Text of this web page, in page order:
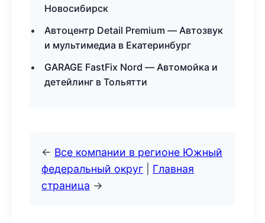
Новосибирск
Автоцентр Detail Premium — Автозвук
и мультимедиа в Екатеринбург
GARAGE FastFix Nord — Автомойка и
детейлинг в Тольятти
← Все компании в регионе Южный
федеральный округ
Главная
страница →